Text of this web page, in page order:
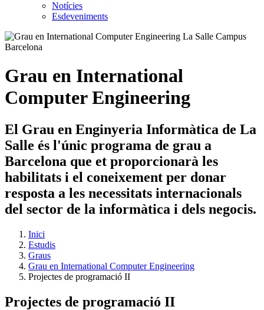
Notícies
Esdeveniments
Grau en International
Computer Engineering
El Grau en Enginyeria Informàtica de La
Salle és l'únic programa de grau a
Barcelona que et proporcionarà les
habilitats i el coneixement per donar
resposta a les necessitats internacionals
del sector de la informàtica i dels negocis.
Inici
Estudis
Graus
Grau en International Computer Engineering
Projectes de programació II
Projectes de programació II